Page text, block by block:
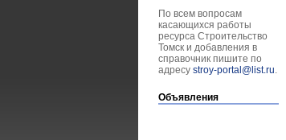
По всем вопросам
касающихся работы
ресурса Строительство
Томск и добавления в
справочник пишите по
адресу stroy-portal@list.ru.
Объявления